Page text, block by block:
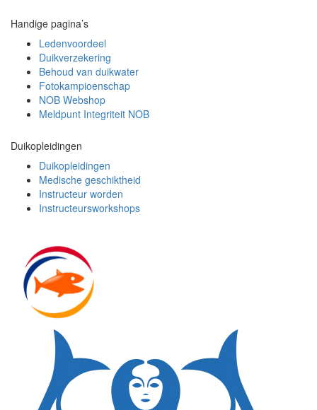
Handige pagina’s
Ledenvoordeel
Duikverzekering
Behoud van duikwater
Fotokampioenschap
NOB Webshop
Meldpunt Integriteit NOB
Duikopleidingen
Duikopleidingen
Medische geschiktheid
Instructeur worden
Instructeursworkshops